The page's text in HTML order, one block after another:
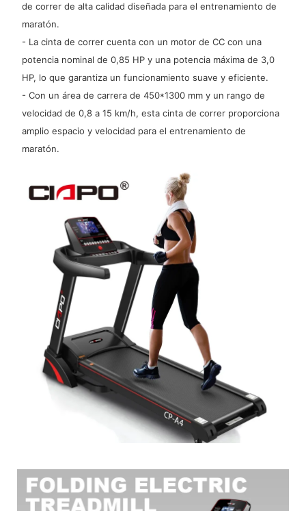
de correr de alta calidad diseñada para el entrenamiento de
maratón.
- La cinta de correr cuenta con un motor de CC con una
potencia nominal de 0,85 HP y una potencia máxima de 3,0
HP, lo que garantiza un funcionamiento suave y eficiente.
- Con un área de carrera de 450*1300 mm y un rango de
velocidad de 0,8 a 15 km/h, esta cinta de correr proporciona
amplio espacio y velocidad para el entrenamiento de
maratón.